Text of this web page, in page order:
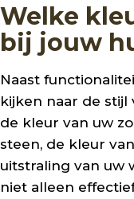
Welke
bij jouw
Naast
kijken naar de stijl
de kleur van uw
steen, de kleur
uitstraling van uw
niet alleen